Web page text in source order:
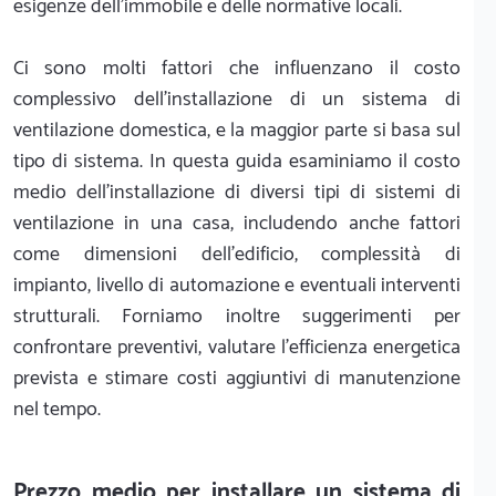
Ci sono molti fattori che influenzano il costo
complessivo dell'installazione di un sistema di
ventilazione domestica, e la maggior parte si basa sul
tipo di sistema. In questa guida esaminiamo il costo
medio dell'installazione di diversi tipi di sistemi di
ventilazione in una casa, includendo anche fattori
come dimensioni dell'edificio, complessità di
impianto, livello di automazione e eventuali interventi
strutturali. Forniamo inoltre suggerimenti per
confrontare preventivi, valutare l'efficienza energetica
prevista e stimare costi aggiuntivi di manutenzione
nel tempo.